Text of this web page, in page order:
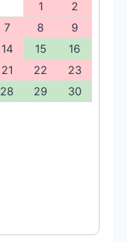
1
2
7 8
9
14 15
16
21 22
23
28 29
30